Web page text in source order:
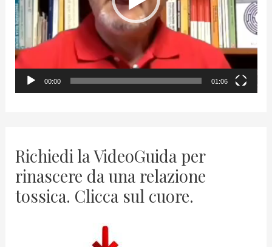
P
l
a
y
00:00 01:06
Richiedi la VideoGuida per
rinascere da una relazione
tossica. Clicca sul cuore.